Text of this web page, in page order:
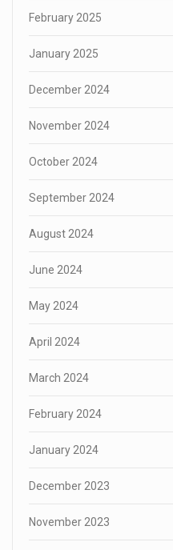
February 2025
January 2025
December 2024
November 2024
October 2024
September 2024
August 2024
June 2024
May 2024
April 2024
March 2024
February 2024
January 2024
December 2023
November 2023